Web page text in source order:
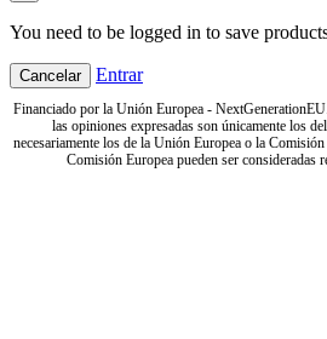
You need to be logged in to save
Cancelar Entrar
Financiado por la Unión Europea -
las opiniones expresadas son únicamente los
necesariamente los de la Unión Europea o la
Comisión Europea pueden ser consideradas